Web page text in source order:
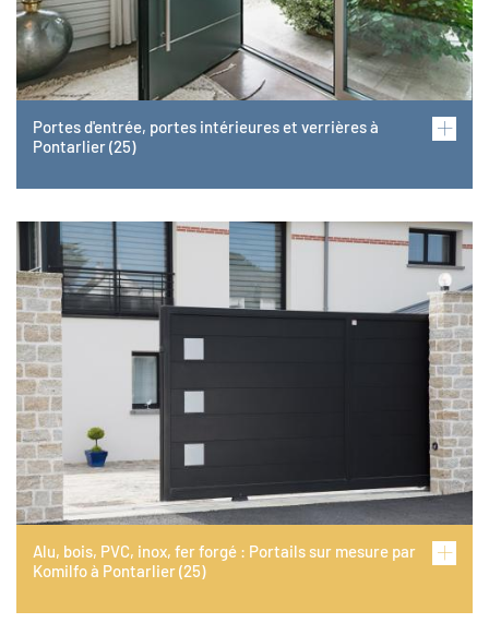
Portes d'entrée, portes intérieures et verrières à
Pontarlier (25)
Image
Alu, bois, PVC, inox, fer forgé : Portails sur mesure par
Komilfo à Pontarlier (25)